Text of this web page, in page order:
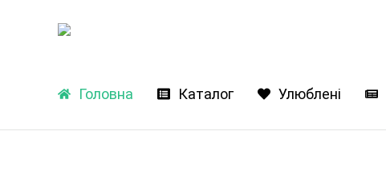
Головна Каталог Улюблені